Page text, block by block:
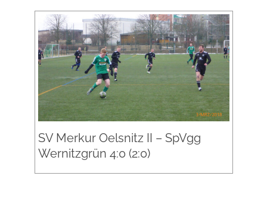
SV Merkur Oelsnitz II – SpVgg
Wernitzgrün 4:0 (2:0)